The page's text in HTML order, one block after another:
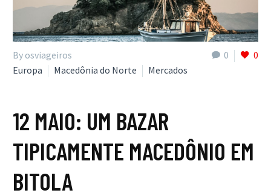
0 0
By osviageiros
Europa
Macedônia do Norte Mercados
12 MAIO: UM BAZAR
TIPICAMENTE MACEDÔNIO EM
BITOLA